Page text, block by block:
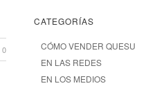
0
CATEGORÍAS
CÓMO VENDER QUESU
EN LAS REDES
EN LOS MEDIOS